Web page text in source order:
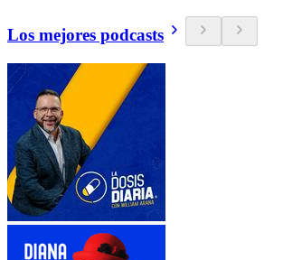
Los mejores podcasts